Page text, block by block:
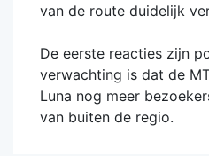
van de route duidelijk
De eerste reacties zijn
verwachting is dat de
Luna nog meer
van buiten de regio.